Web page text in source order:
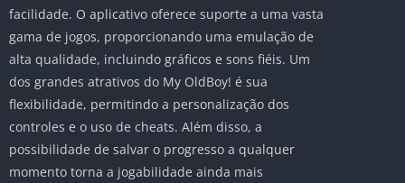
facilidade. O aplicativo oferece suporte a uma vasta
gama de jogos, proporcionando uma emulação de
alta qualidade, incluindo gráficos e sons fiéis. Um
dos grandes atrativos do My OldBoy! é sua
flexibilidade, permitindo a personalização dos
controles e o uso de cheats. Além disso, a
possibilidade de salvar o progresso a qualquer
momento torna a jogabilidade ainda mais